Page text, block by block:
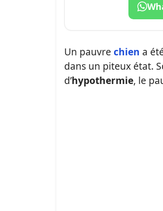
Un pauvre chien a
dans un piteux état.
d’hypothermie, le